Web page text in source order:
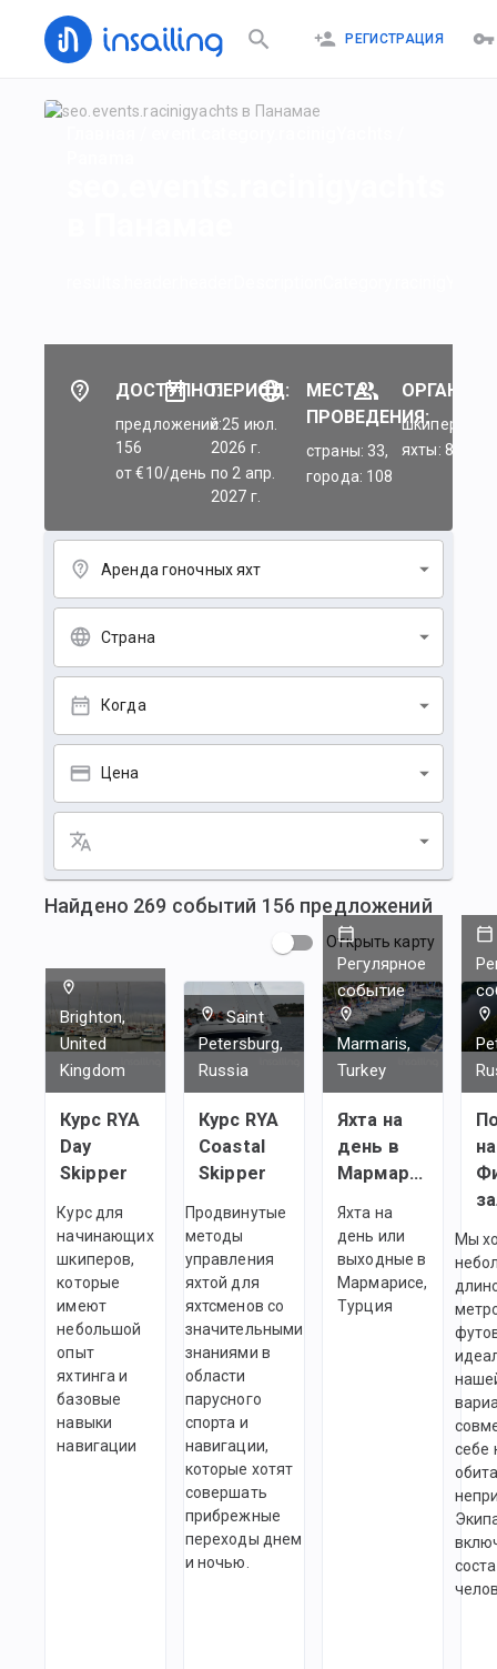
РЕГИСТРАЦИЯ
ДОСТУПНО:
предложений:
156
от €10/день
ПЕРИОД:
c 25 июл.
2026 г.
по 2 апр.
2027 г.
МЕСТА
ПРОВЕДЕНИЯ:
страны: 33,
города: 108
шкиперы: 45,
яхты: 84
Аренда гоночных яхт
Страна
Когда
Цена
Найдено 269 событий 156 предложений
Открыть карту
Brighton,
United
Kingdom
Курс RYA
Day
Skipper
Курс для
начинающих
шкиперов,
которые
имеют
небольшой
опыт
яхтинга и
базовые
навыки
навигации
Saint
Petersburg,
Russia
Курс RYA
Coastal
Skipper
Продвинутые
методы
управления
яхтой для
яхтсменов со
значительными
знаниями в
области
парусного
спорта и
навигации,
которые хотят
совершать
прибрежные
переходы днем
и ночью.
Регулярное
событие
Marmaris,
Turkey
Яхта на
день в
Мармарисе
Яхта на
день или
выходные в
Мармарисе,
Турция
Мы
себе